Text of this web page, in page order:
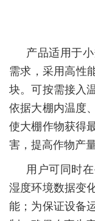
产品适用于
需求，采用高性
块。可按需接入
依据大棚内温度
使大棚作物获得
害，提高作物产量
用户可同时
湿度环境数据变
能；为保证设备